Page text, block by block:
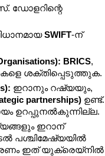
ഡോളറിന്റെ
സംവിധാനമായ SWIFT-ന്
BRICS
ശക്തിപ്പെടുത്തുക.
ഇറാനും റഷ്യയും,
partnerships) ഉണ്ട്.
ഉറപ്പുനൽകുന്നില്ല.
ഇറാന്
പശ്ചിമേഷ്യയിൽ
ഇത് യുക്രെയ്നിൽ